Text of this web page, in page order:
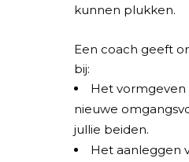
kunnen plukken.
Een coach geeft
bij:
Het vormgeven
nieuwe
jullie beiden.
Het aanleggen